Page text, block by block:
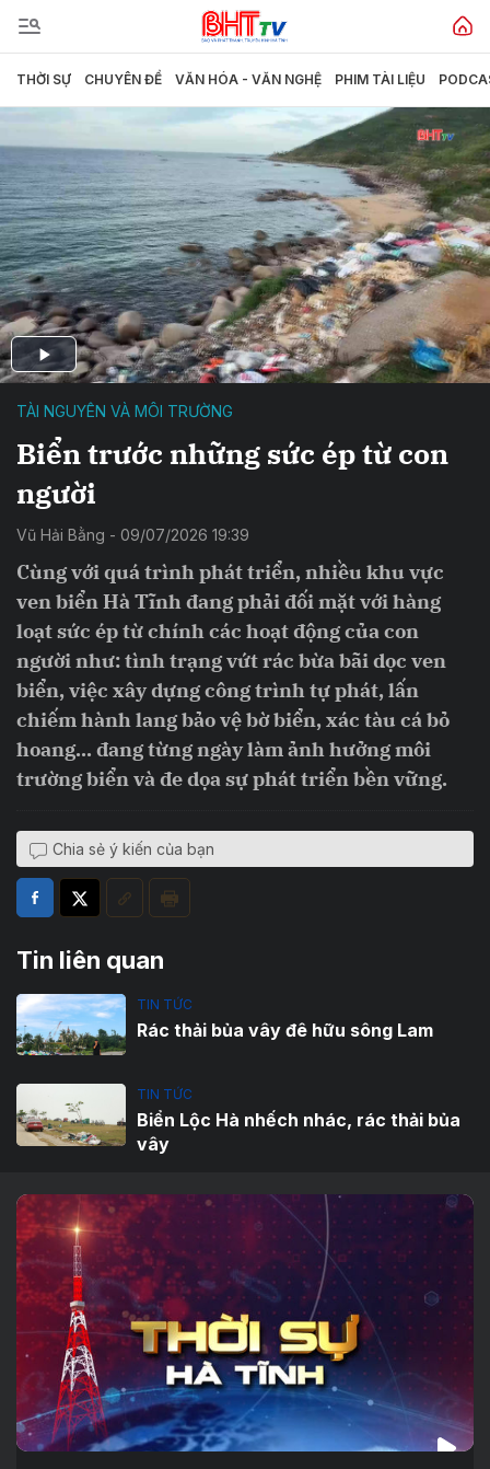
THỜI SỰ CHUYÊN ĐỀ VĂN HÓA - VĂN NGHỆ PHIM TÀI LIỆU
TÀI NGUYÊN VÀ MÔI TRƯỜNG
Biển trước những sức ép từ con
người
Vũ Hải Bằng - 09/07/2026 19:39
Cùng với quá trình phát triển, nhiều khu vực
ven biển Hà Tĩnh đang phải đối mặt với hàng
loạt sức ép từ chính các hoạt động của con
người như: tình trạng vứt rác bừa bãi dọc ven
biển, việc xây dựng công trình tự phát, lấn
chiếm hành lang bảo vệ bờ biển, xác tàu cá bỏ
hoang... đang từng ngày làm ảnh hưởng môi
trường biển và đe dọa sự phát triển bền vững.
Chia sẻ ý kiến của bạn
Tin liên quan
TIN TỨC
Rác thải bủa vây đê hữu sông Lam
TIN TỨC
Biển Lộc Hà nhếch nhác, rác thải bủa
vây